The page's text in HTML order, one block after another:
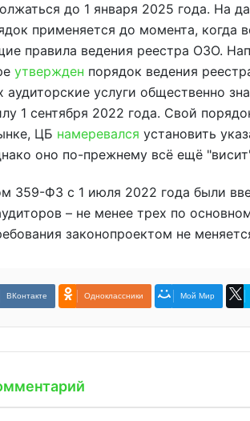
до 1 января 2025 года. На
применяется до момента, когда
правила ведения реестра ОЗО.
утвержден порядок ведения
услуги общественно
1 сентября 2022 года. Свой
ЦБ намеревался установить
оно по-прежнему всё ещё
359-ФЗ с 1 июля 2022 года были
– не менее трех по
законопроектом не
ВКонтакте Одноклассники Мой Мир